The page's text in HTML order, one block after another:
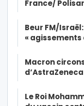
France/
Beur FM/
«
Macron
Le Roi